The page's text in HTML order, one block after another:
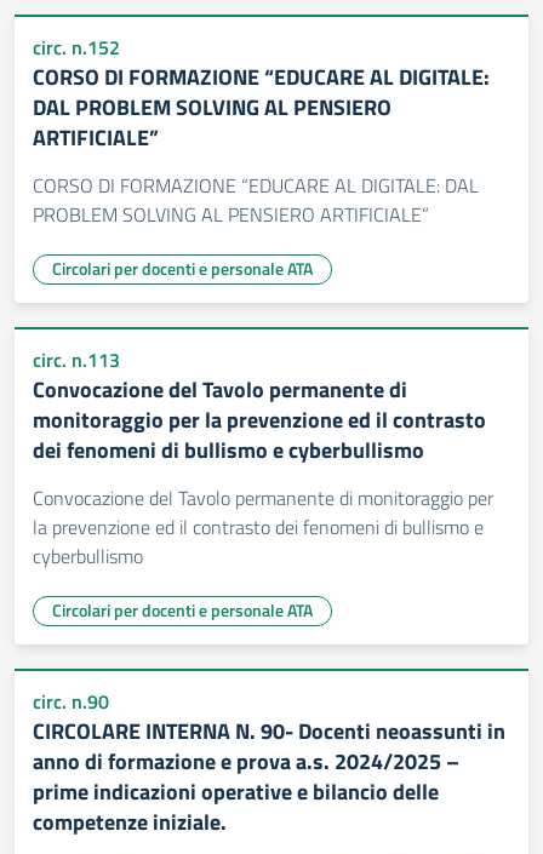
circ. n.152
CORSO DI FORMAZIONE “EDUCARE AL DIGITALE:
DAL PROBLEM SOLVING AL PENSIERO
ARTIFICIALE”
CORSO DI FORMAZIONE “EDUCARE AL DIGITALE: DAL
PROBLEM SOLVING AL PENSIERO ARTIFICIALE”
Circolari per docenti e personale ATA
circ. n.113
Convocazione del Tavolo permanente di
monitoraggio per la prevenzione ed il contrasto
dei fenomeni di bullismo e cyberbullismo
Convocazione del Tavolo permanente di monitoraggio per
la prevenzione ed il contrasto dei fenomeni di bullismo e
cyberbullismo
Circolari per docenti e personale ATA
circ. n.90
CIRCOLARE INTERNA N. 90- Docenti neoassunti in
anno di formazione e prova a.s. 2024/2025 –
prime indicazioni operative e bilancio delle
competenze iniziale.